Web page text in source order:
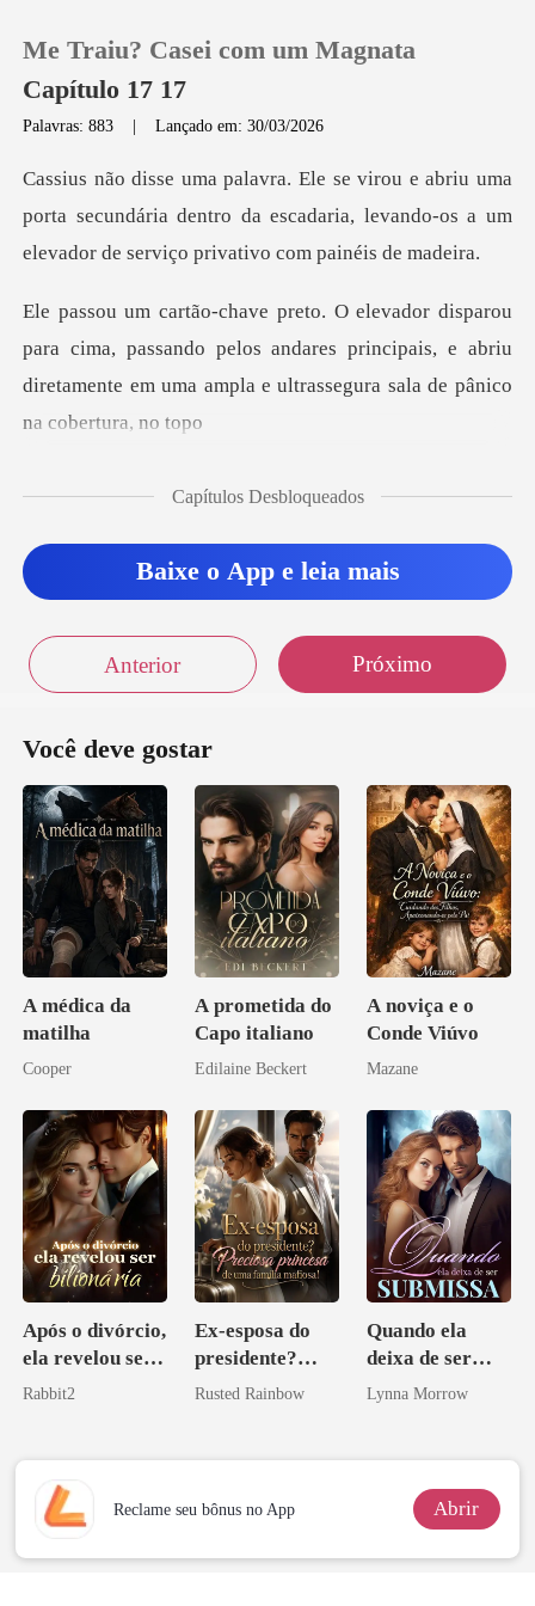
0
Loja
Histórico
Sair
Me Traiu? Casei com um Magnata
Capítulo 17 17
Palavras: 883 |Lançado em: 30/03/2026
a
porta secundária dentro da escadaria, levando-os a u
ma, passando pelos andares principais, e abriu
diretamente em
Capítulos Desbloqueados
Baixe o App e leia mais
Anterior Próximo
Você deve gostar
A médica da
matilha
Cooper
A prometida do
Capo italiano
Edilaine Beckert
A noviça e o
Conde Viúvo
Mazane
Após o divórcio,
ela revelou ser
bilionária
Rabbit2
Ex-esposa do
presidente?
Preciosa
mafiosa!
Rusted Rainbow
Quando ela
deixa de ser
submissa
Lynna Morrow
Reclame seu bônus no App Abrir